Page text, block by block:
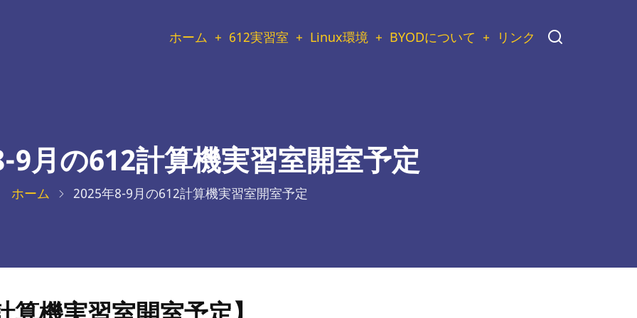
メ
メ
ニ
ー
ホーム 612実習室 Linux環境 BYODについて リンク
9月の612計算機実習室開室予定
ホーム 2025年8-9月の612計算機実習室開室予定